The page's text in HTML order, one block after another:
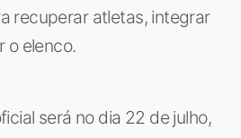
recuperar atletas, integrar
o elenco.
será no dia 22 de julho,